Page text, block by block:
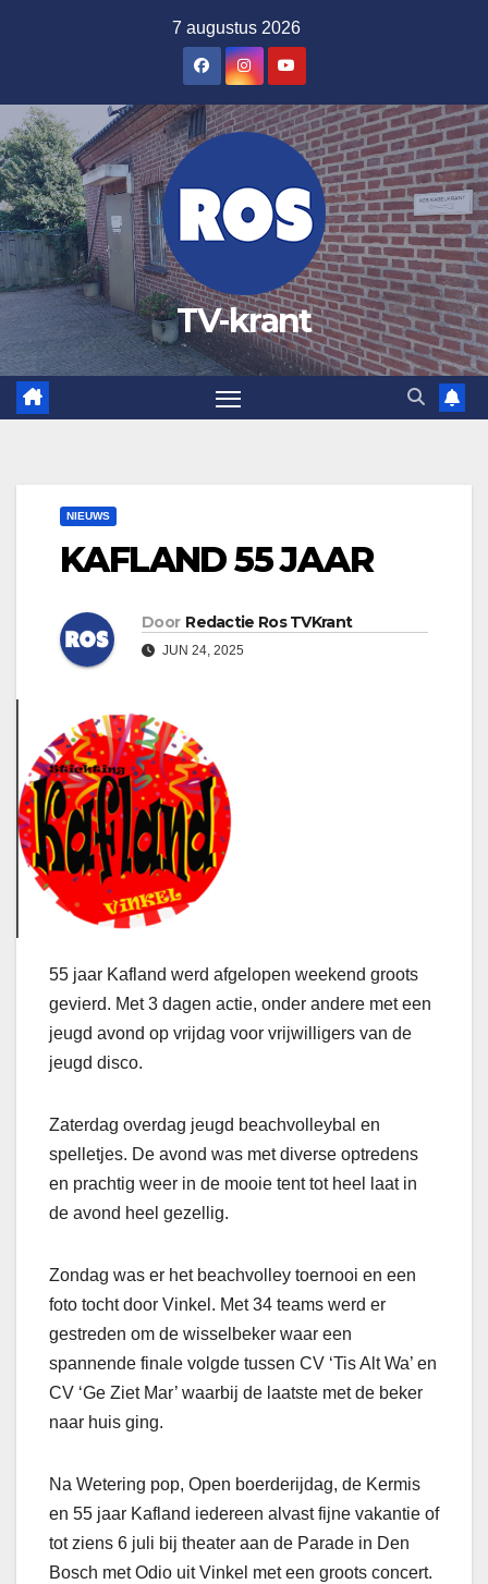
inhoud
7 augustus 2026
TV-krant
NIEUWS
KAFLAND 55 JAAR
Door Redactie Ros TVKrant
JUN 24, 2025
55 jaar Kafland werd afgelopen weekend groots
gevierd. Met 3 dagen actie, onder andere met een
jeugd avond op vrijdag voor vrijwilligers van de
jeugd disco.
Zaterdag overdag jeugd beachvolleybal en
spelletjes. De avond was met diverse optredens
en prachtig weer in de mooie tent tot heel laat in
de avond heel gezellig.
Zondag was er het beachvolley toernooi en een
foto tocht door Vinkel. Met 34 teams werd er
gestreden om de wisselbeker waar een
spannende finale volgde tussen CV ‘Tis Alt Wa’ en
CV ‘Ge Ziet Mar’ waarbij de laatste met de beker
naar huis ging.
Na Wetering pop, Open boerderijdag, de Kermis
en 55 jaar Kafland iedereen alvast fijne vakantie of
tot ziens 6 juli bij theater aan de Parade in Den
Bosch met Odio uit Vinkel met een groots concert.